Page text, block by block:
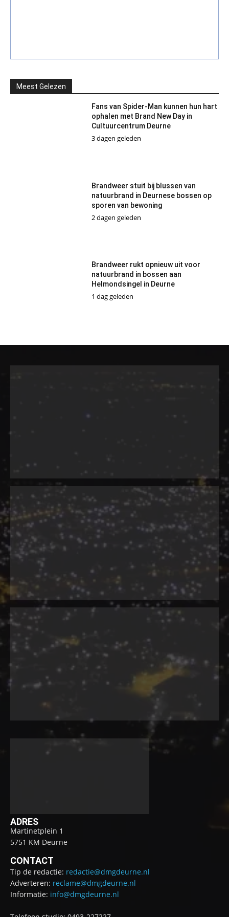
Meest Gelezen
Fans van Spider-Man kunnen hun hart
ophalen met Brand New Day in
Cultuurcentrum Deurne
3 dagen geleden
Brandweer stuit bij blussen van
natuurbrand in Deurnese bossen op
sporen van bewoning
2 dagen geleden
Brandweer rukt opnieuw uit voor
natuurbrand in bossen aan
Helmondsingel in Deurne
1 dag geleden
ADRES
Martinetplein 1
5751 KM Deurne
CONTACT
Tip de redactie: redactie@dmgdeurne.nl
Adverteren: reclame@dmgdeurne.nl
Informatie: info@dmgdeurne.nl